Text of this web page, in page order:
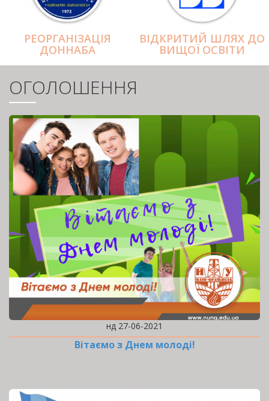
РЕОРГАНІЗАЦІЯ
ДОННАБА
ВІДКРИТИЙ ШЛЯХ ДО
ВИЩОЇ ОСВІТИ
ОГОЛОШЕННЯ
нд 27-06-2021
Вітаємо з Днем молоді!